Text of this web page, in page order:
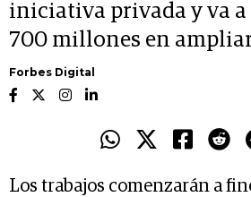
iniciativa privada y va
700 millones en
Forbes Digital
Los trabajos comenzarán a